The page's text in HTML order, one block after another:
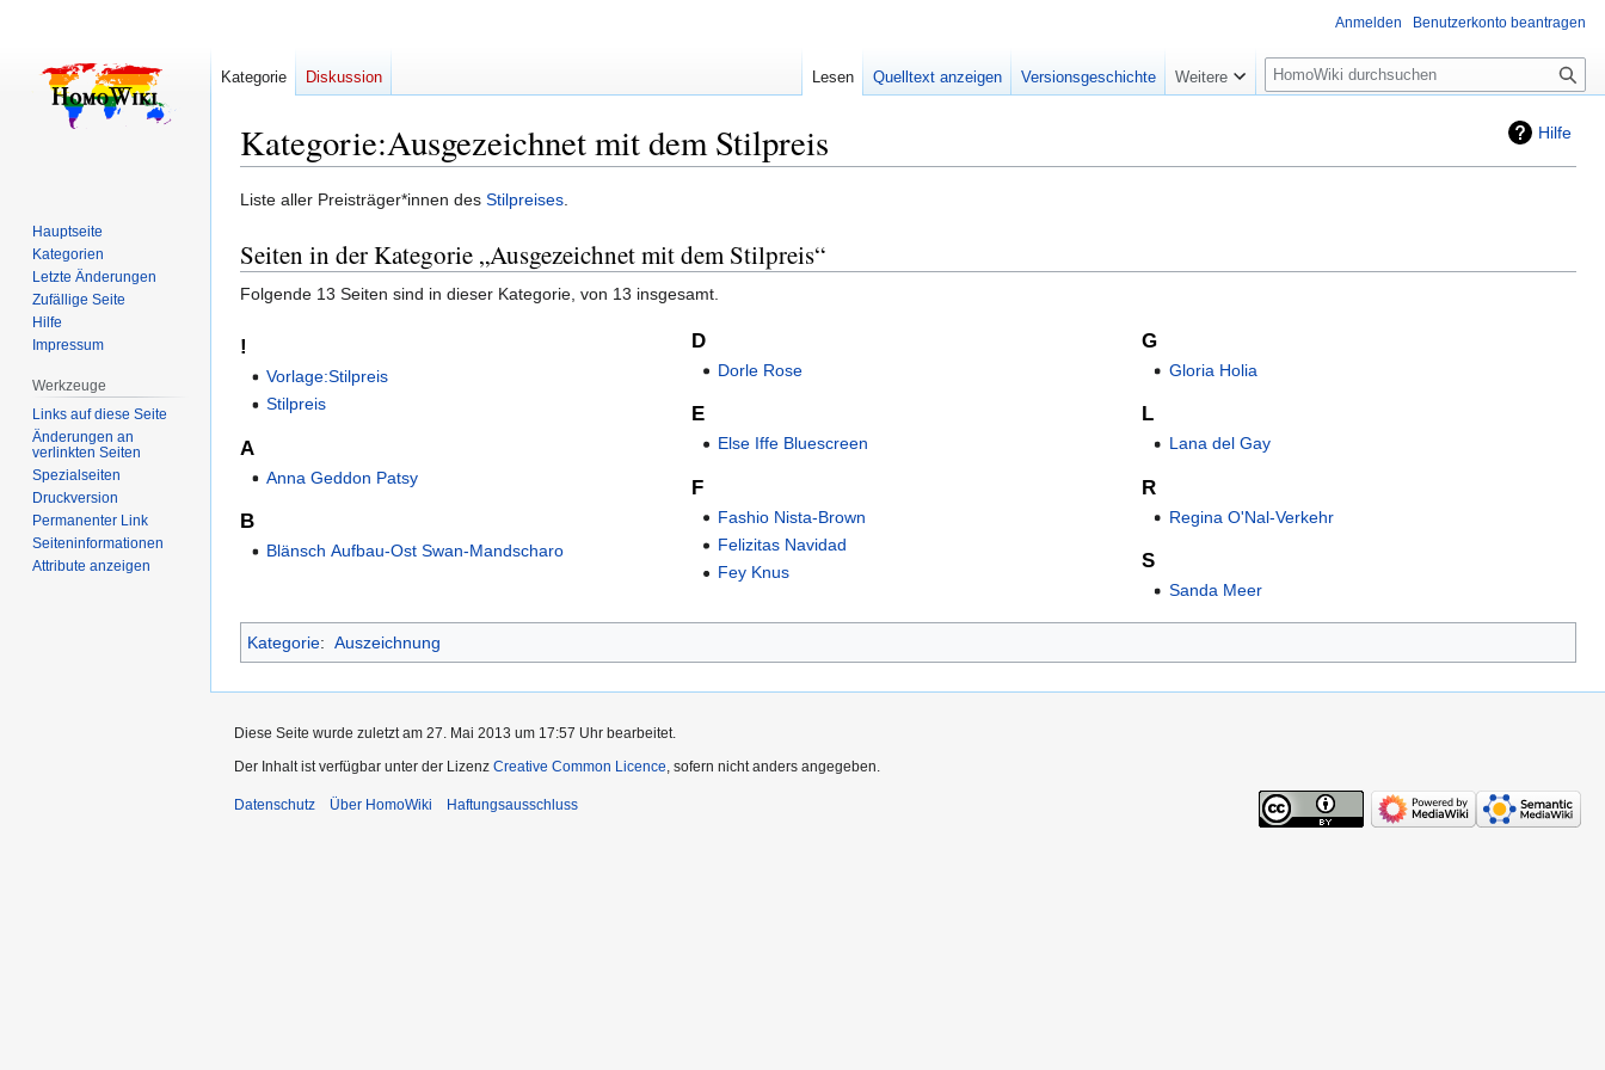
Hilfe
Kategorie:Ausgezeichnet mit dem Stilpreis
Zur
springen
Zur
springen
Liste aller Preisträger*innen des Stilpreises.
Seiten in der Kategorie „Ausgezeichnet mit dem Stilpreis“
Folgende 13 Seiten sind in dieser Kategorie, von 13 insgesamt.
!
Vorlage:Stilpreis
Stilpreis
A
Anna Geddon Patsy
B
Blänsch Aufbau-Ost Swan-Mandscharo
D
Dorle Rose
E
Else Iffe Bluescreen
F
Fashio Nista-Brown
Felizitas Navidad
Fey Knus
G
Gloria Holia
L
Lana del Gay
R
Regina O'Nal-Verkehr
S
Sanda Meer
Kategorie: Auszeichnung
Anmelden Benutzerkonto beantragen
Kategorie Diskussion Lesen Quelltext anzeigen Versionsgeschichte Weitere
Suche
Hauptseite
Kategorien
Letzte Änderungen
Zufällige Seite
Hilfe
Impressum
Werkzeuge
Links auf diese Seite
Änderungen an
verlinkten Seiten
Spezialseiten
Druckversion
Permanenter Link
Seiten­­informationen
Attribute anzeigen
Diese Seite wurde zuletzt am 27. Mai 2013 um 17:57 Uhr bearbeitet.
Der Inhalt ist verfügbar unter der Lizenz Creative Common Licence , sofern nicht anders angegeben.
Datenschutz Über HomoWiki Haftungsausschluss